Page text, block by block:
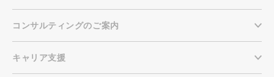
コンサルティングのご案内
キャリア支援